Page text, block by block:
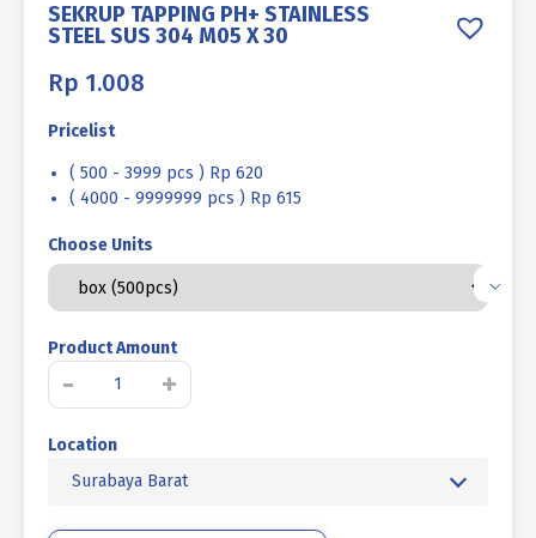
SEKRUP TAPPING PH+ STAINLESS
STEEL SUS 304 M05 X 30
Rp 1.008
Pricelist
( 500 - 3999 pcs ) Rp 620
( 4000 - 9999999 pcs ) Rp 615
Choose Units
Product Amount
-
Kuantitas
PH+
STAINLESS
+
Location
Surabaya Barat